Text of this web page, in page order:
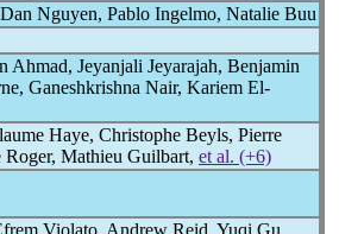
Nguyen, Pablo Ingelmo, Natalie Buu
Ahmad, Jeyanjali Jeyarajah, Benjamin
Ganeshkrishna Nair, Kariem El-
Haye, Christophe Beyls, Pierre
Mathieu Guilbart, et al. (+6)
Violato, Andrew Reid, Yuqi Gu